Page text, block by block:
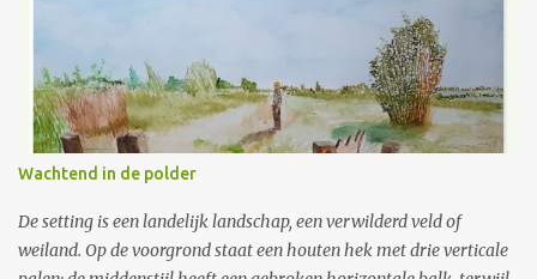
Wilt u meer over aquarellen weten, ter informatie of om zelf te
doen: kunst, historie, boeken, howto's en nog veel meer, kijk op
https://bertverhees.github.io/
Wachtend in de polder
De setting is een landelijk landschap, een verwilderd veld of
weiland. Op de voorgrond staat een houten hek met drie verticale